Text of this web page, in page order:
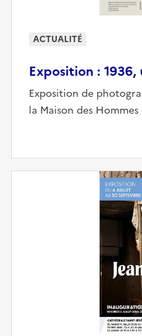
Exposition :
Exposition de
la Maison des
ACTUALITÉ